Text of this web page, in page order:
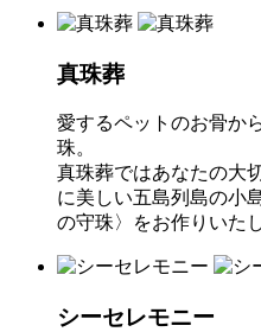
真珠葬
愛するペットのお骨か
珠。
真珠葬ではあなたの大
に美しい五島列島の小
の守珠〉をお作りいた
シーセレモニー